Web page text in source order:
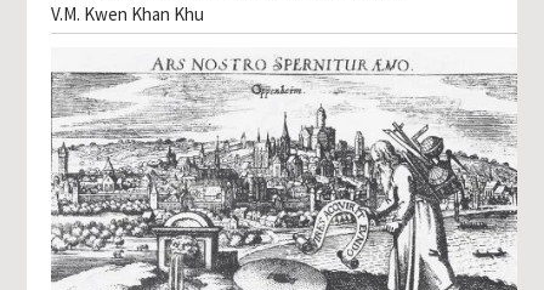
V.M. Kwen Khan Khu